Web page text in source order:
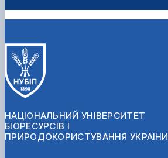
НАЦІОНАЛЬНИЙ УНІВЕРСИТЕТ
БІОРЕСУРСІВ І
ПРИРОДОКОРИСТУВАННЯ УКРАЇНИ